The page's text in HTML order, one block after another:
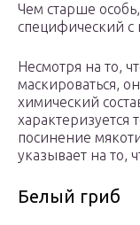
Чем старше
специфический с
Несмотря на то,
маскироваться,
химический
характеризуется
посинение
указывает на то,
Белый гриб